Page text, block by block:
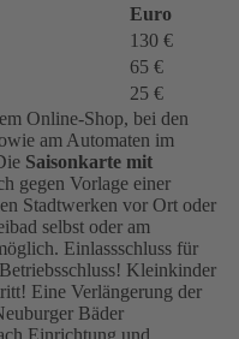
Euro
130 €
65 €
25 €
Online-Shop, bei den
am Automaten im
Saisonkarte mit
gegen Vorlage einer
Stadtwerken vor Ort oder
selbst oder am
Einlassschluss für
Kleinkinder
Eine Verlängerung der
Bäder
Einrichtung und